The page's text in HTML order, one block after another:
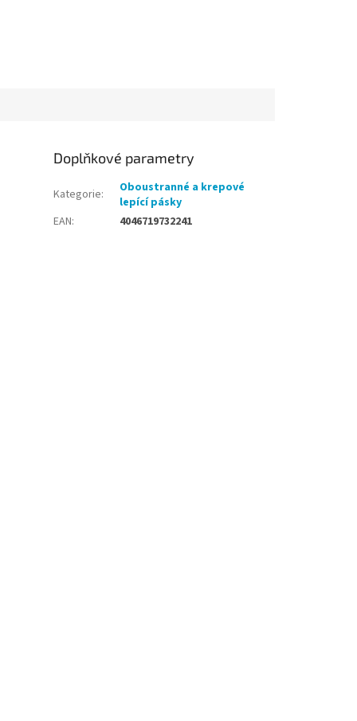
Doplňkové parametry
Kategorie:
Oboustranné a krepové
lepící pásky
EAN: 4046719732241